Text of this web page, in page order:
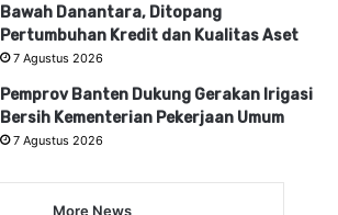
Bawah Danantara, Ditopang
Pertumbuhan Kredit dan Kualitas Aset
7 Agustus 2026
Pemprov Banten Dukung Gerakan Irigasi
Bersih Kementerian Pekerjaan Umum
7 Agustus 2026
More News